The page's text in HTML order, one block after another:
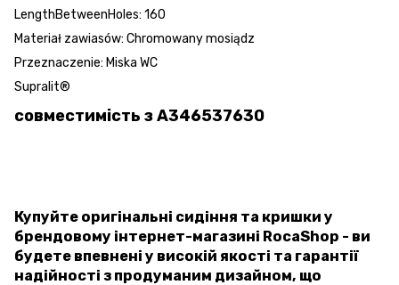
LengthBetweenHoles: 160
Materiał zawiasów: Chromowany mosiądz
Przeznaczenie: Miska WC
Supralit®
совместимість з A346537630
Купуйте оригінальні сидіння та кришки у
брендовому інтернет-магазині RocaShop - ви
будете впевнені у високій якості та гарантії
надійності з продуманим дизайном, що